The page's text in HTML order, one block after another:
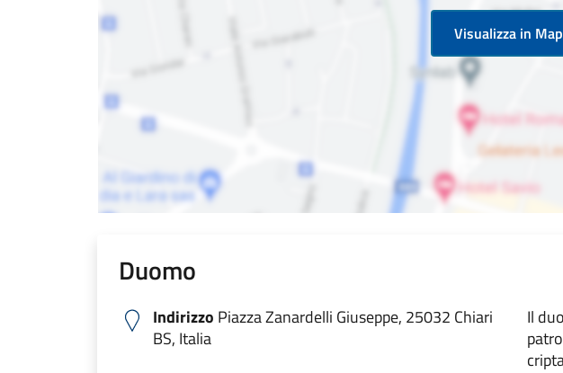
Visualizza in
Duomo
Indirizzo Piazza Zanardelli Giuseppe, 25032 Chiari
BS, Italia
Il